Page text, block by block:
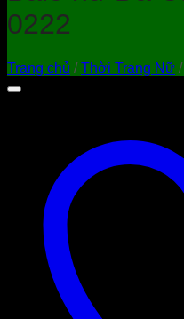
0222
Trang chủ / Thời Trang Nữ /